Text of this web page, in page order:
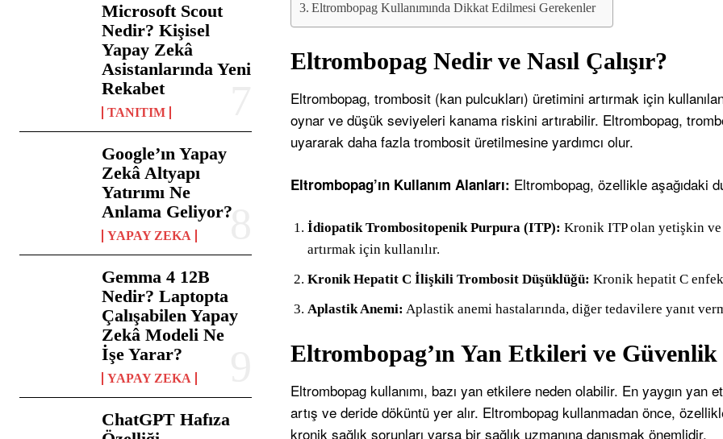
Microsoft Scout
Nedir? Kişisel
Yapay Zekâ
Asistanlarında Yeni
Rekabet
TANITIM
Google’ın Yapay
Zekâ Altyapı
Yatırımı Ne
Anlama Geliyor?
YAPAY ZEKA
Gemma 4 12B
Nedir? Laptopta
Çalışabilen Yapay
Zekâ Modeli Ne
İşe Yarar?
YAPAY ZEKA
ChatGPT Hafıza
Eltrombopag Kullanımında Dikkat Edilmesi Gerekenler
Eltrombopag Nedir ve Nasıl Çalışır?
Eltrombopag, trombosit (kan pulcukları) üretimini artırmak için
oynar ve düşük seviyeleri kanama riskini artırabilir. Eltrombopag,
uyararak daha fazla trombosit üretilmesine yardımcı olur.
Eltrombopag’ın Kullanım Alanları: Eltrombopag, özellikle aşağıdaki
İdiopatik Trombositopenik Purpura (ITP): Kronik ITP olan yetişkin ve
artırmak için kullanılır.
Kronik Hepatit C İlişkili Trombosit Düşüklüğü: Kronik hepatit C
Aplastik Anemi: Aplastik anemi hastalarında, diğer tedavilere yanıt
Eltrombopag’ın Yan Etkileri ve
Eltrombopag kullanımı, bazı yan etkilere neden olabilir. En yaygın yan
artış ve deride döküntü yer alır. Eltrombopag kullanmadan önce,
kronik sağlık sorunları varsa bir sağlık uzmanına danışmak önemlidir.